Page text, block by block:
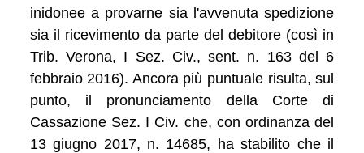
inidonee a provarne sia l'avvenuta spedizione
sia il ricevimento da parte del debitore (così in
Trib. Verona, I Sez. Civ., sent. n. 163 del 6
febbraio 2016). Ancora più puntuale risulta, sul
punto, il pronunciamento della Corte di
Cassazione Sez. I Civ. che, con ordinanza del
13 giugno 2017, n. 14685, ha stabilito che il